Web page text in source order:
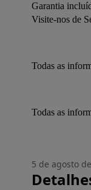
Garantia
Visite-nos de
Todas as
Todas as
5 de agosto